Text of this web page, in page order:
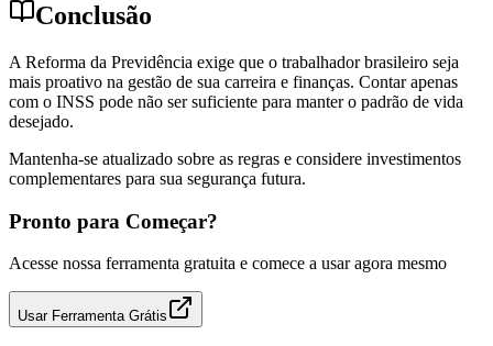
Conclusão
A Reforma da Previdência exige que o trabalhador brasileiro seja
mais proativo na gestão de sua carreira e finanças. Contar apenas
com o INSS pode não ser suficiente para manter o padrão de vida
desejado.
Mantenha-se atualizado sobre as regras e considere investimentos
complementares para sua segurança futura.
Pronto para Começar?
Acesse nossa ferramenta gratuita e comece a usar agora mesmo
Usar Ferramenta Grátis